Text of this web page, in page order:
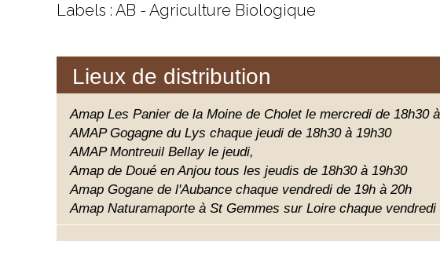
Labels : AB - Agriculture Biologique
Lieux de distribution
Amap Les Panier de la Moine de Cholet le mercredi de 18h30
AMAP Gogagne du Lys chaque jeudi de 18h30 à 19h30
AMAP Montreuil Bellay le jeudi,
Amap de Doué en Anjou tous les jeudis de 18h30 à 19h30
Amap Gogane de l'Aubance chaque vendredi de 19h à 20h
Amap Naturamaporte à St Gemmes sur Loire chaque